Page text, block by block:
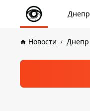
Днепр
Новости Днепр